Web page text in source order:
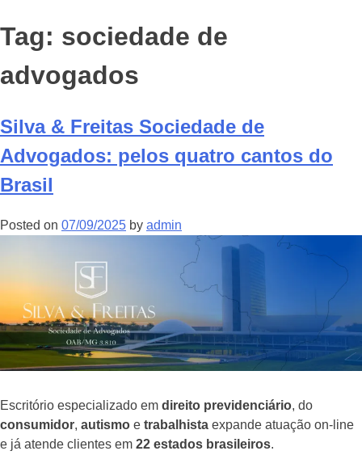
Tag: sociedade de
advogados
Silva & Freitas Sociedade de
Advogados: pelos quatro cantos do
Brasil
Posted on 07/09/2025 by admin
Escritório especializado em direito previdenciário, do
consumidor, autismo e trabalhista expande atuação on-line
e já atende clientes em 22 estados brasileiros.